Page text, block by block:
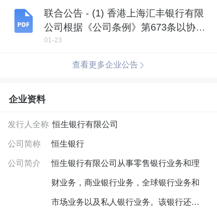
银行股份上市地位的日期及 (4) 支付计
划对价
联合公告 - (1) 香港上海汇丰银行有限
公司根据《公司条例》第673条以协议
安排方式将恒生银行有限公司私有化
计划生效日期及 (4) 预期撤销恒生银行
01-23
查看更多企业公告
企业资料
发行人全称 恒生银行有限公司
公司简称 恒生银行
公司简介 恒生银行有限公司从事零售银行业务和理
财业务，商业银行业务，全球银行业务和
市场业务以及私人银行业务。该银行还提